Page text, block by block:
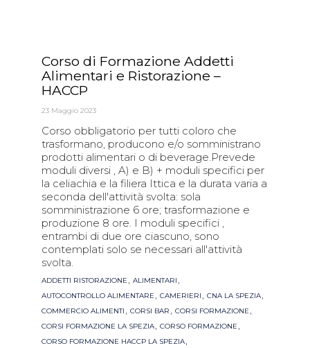
Corso di Formazione Addetti
Alimentari e Ristorazione –
HACCP
23 Maggio 2023
Corso obbligatorio per tutti coloro che
trasformano, producono e/o somministrano
prodotti alimentari o di beverage.Prevede
moduli diversi , A) e B) + moduli specifici per
la celiachia e la filiera Ittica e la durata varia a
seconda dell'attività svolta: sola
somministrazione 6 ore; trasformazione e
produzione 8 ore. I moduli specifici ,
entrambi di due ore ciascuno, sono
contemplati solo se necessari all'attività
svolta.
Tags
ADDETTI RISTORAZIONE , ALIMENTARI ,
AUTOCONTROLLO ALIMENTARE , CAMERIERI , CNA LA SPEZIA,
COMMERCIO ALIMENTI , CORSI BAR , CORSI FORMAZIONE ,
CORSI FORMAZIONE LA SPEZIA, CORSO FORMAZIONE ,
CORSO FORMAZIONE HACCP LA SPEZIA,